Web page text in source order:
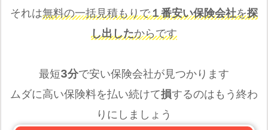
それは無料の一括見積もりで１番安い保険会社を探
し出したからです
最短3分で安い保険会社が見つかります
ムダに高い保険料を払い続けて損するのはもう終わ
りにしましょう